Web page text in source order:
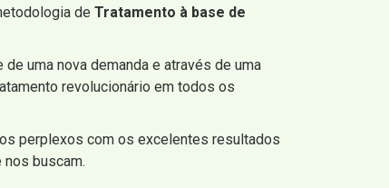
de Tratamento à base de
uma nova demanda e através de uma
revolucionário em todos os
perplexos com os excelentes resultados
nos buscam.